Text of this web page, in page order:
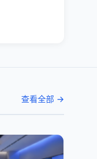
查看全部 →